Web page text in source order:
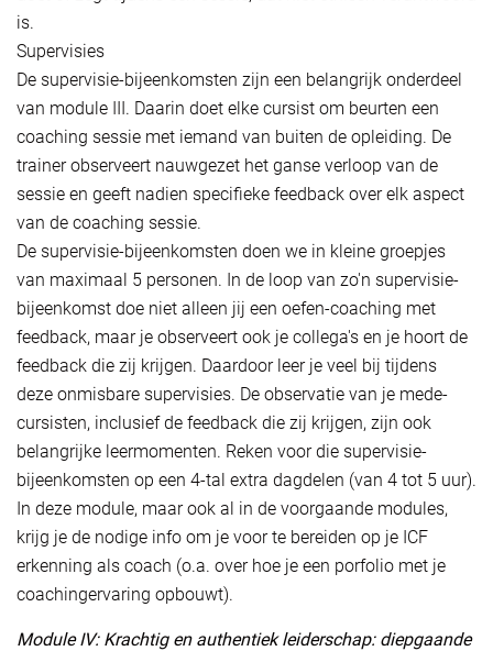
is.
Supervisies
De supervisie-bijeenkomsten zijn een belangrijk onderdeel
van module III. Daarin doet elke cursist om beurten een
coaching sessie met iemand van buiten de opleiding. De
trainer observeert nauwgezet het ganse verloop van de
sessie en geeft nadien specifieke feedback over elk aspect
van de coaching sessie.
De supervisie-bijeenkomsten doen we in kleine groepjes
van maximaal 5 personen. In de loop van zo'n supervisie-
bijeenkomst doe niet alleen jij een oefen-coaching met
feedback, maar je observeert ook je collega's en je hoort de
feedback die zij krijgen. Daardoor leer je veel bij tijdens
deze onmisbare supervisies. De observatie van je mede-
cursisten, inclusief de feedback die zij krijgen, zijn ook
belangrijke leermomenten. Reken voor die supervisie-
bijeenkomsten op een 4-tal extra dagdelen (van 4 tot 5 uur).
In deze module, maar ook al in de voorgaande modules,
krijg je de nodige info om je voor te bereiden op je ICF
erkenning als coach (o.a. over hoe je een porfolio met je
coachingervaring opbouwt).
Module IV: Krachtig en authentiek leiderschap: diepgaande